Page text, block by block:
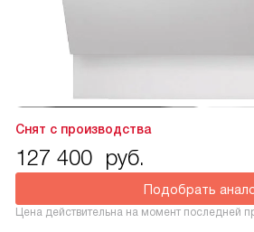
Снят с производства
127 400 руб.
Подобрать
Цена действительна на момент последней